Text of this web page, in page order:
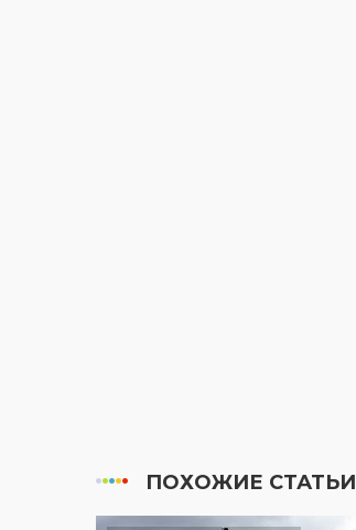
ПОХОЖИЕ СТАТЬИ